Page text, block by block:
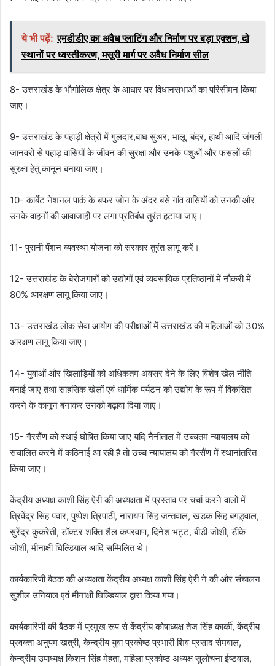
ये भी पढ़ें: एमडीडीए का अवैध प्लाटिंग और निर्माण पर बड़ा एक्शन, दो
स्थानों पर ध्वस्तीकरण, मसूरी मार्ग पर अवैध निर्माण सील
8- उत्तराखंड के भौगोलिक क्षेत्र के आधार पर विधानसभाओं का परिसीमन किया
जाए।
9- उत्तराखंड के पहाड़ी क्षेत्रों में गुलदार,बाघ सुअर, भालू, बंदर, हाथी आदि जंगली
जानवरों से पहाड़ वासियों के जीवन की सुरक्षा और उनके पशुओं और फसलों की
सुरक्षा हेतु कानून बनाया जाए।
10- कार्बेट नेशनल पार्क के बफर जोन के अंदर बसे गांव वासियों को उनकी और
उनके वाहनों की आवाजाही पर लगा प्रतिबंध तुरंत हटाया जाए।
11- पुरानी पेंशन व्यवस्था योजना को सरकार तुरंत लागू करें।
12- उत्तराखंड के बेरोजगारों को उद्योगों एवं व्यवसायिक प्रतिष्ठानों में नौकरी में
80% आरक्षण लागू किया जाए।
13- उत्तराखंड लोक सेवा आयोग की परीक्षाओं में उत्तराखंड की महिलाओं को 30%
आरक्षण लागू किया जाए।
14- युवाओं और खिलाड़ियों को अधिकतम अवसर देने के लिए विशेष खेल नीति
बनाई जाए तथा साहसिक खेलों एवं धार्मिक पर्यटन को उद्योग के रूप में विकसित
करने के कानून बनाकर उनको बढ़ावा दिया जाए।
15- गैरसैंण को स्थाई घोषित किया जाए यदि नैनीताल में उच्चतम न्यायालय को
संचालित करने में कठिनाई आ रही है तो उच्च न्यायालय को गैरसैंण में स्थानांतरित
किया जाए।
केंद्रीय अध्यक्ष काशी सिंह ऐरी की अध्यक्षता में प्रस्ताव पर चर्चा करने वालों में
त्रिवेंद्र सिंह पंवार, पुष्पेश त्रिपाठी, नारायण सिंह जन्तवाल, खड़क सिंह बगड़्वाल,
सुरेंद्र कुकरेती, डॉक्टर शक्ति शैल कपरवाण, दिनेश भट्ट, बीडी जोशी, डीके
जोशी, मीनाक्षी घिल्डियाल आदि सम्मिलित थे।
कार्यकारिणी बैठक की अध्यक्षता केंद्रीय अध्यक्ष काशी सिंह ऐरी ने की और संचालन
सुशील उनियाल एवं मीनाक्षी घिल्डियाल द्वारा किया गया।
कार्यकारिणी की बैठक में प्रमुख रूप से केंद्रीय कोषाध्यक्ष तेज सिंह कार्की, केंद्रीय
प्रवक्ता अनुपम खत्री, केन्द्रीय युवा प्रकोष्ठ प्रभारी शिव प्रसाद सेमवाल,
केन्द्रीय उपाध्यक्ष किशन सिंह मेहता, महिला प्रकोष्ठ अध्यक्ष सुलोचना ईष्टवाल,